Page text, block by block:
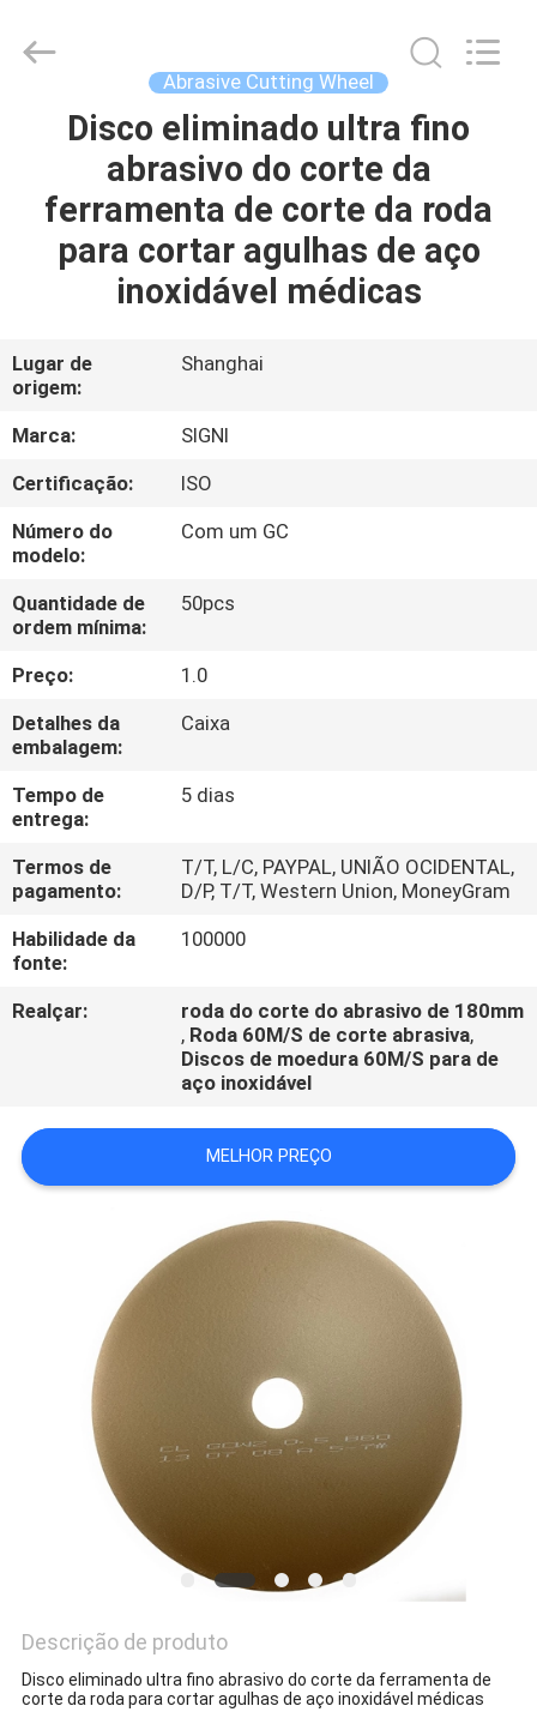
CASA
PRODUTOS
SOBRE
EXCURSÃO
DA
FÁBRICA
CONTROLE
DA
QUALIDADE
CONTACTE-
NOS
PEÇA
UMAS
CITAÇÕES
Copyright
cuttinggrindingwheel.com.
Abrasive Cutting Wheel
Disco eliminado ultra fino
abrasivo do corte da
ferramenta de corte da roda
para cortar agulhas de aço
inoxidável médicas
Lugar de
origem:
Shanghai
Marca:
SIGNI
Certificação:
ISO
Número do
modelo:
Com um GC
Quantidade de
ordem mínima:
50pcs
Preço:
1.0
Detalhes da
embalagem:
Caixa
Tempo de
entrega:
5 dias
Termos de
pagamento:
T/T, L/C, PAYPAL, UNIÃO OCIDENTAL,
D/P, T/T, Western Union, MoneyGram
Habilidade da
fonte:
100000
Realçar:
roda do corte do abrasivo de 180mm
, Roda 60M/S de corte abrasiva,
Discos de moedura 60M/S para de
aço inoxidável
MELHOR PREÇO
Descrição de produto
Disco eliminado ultra fino abrasivo do corte da ferramenta de
corte da roda para cortar agulhas de aço inoxidável médicas